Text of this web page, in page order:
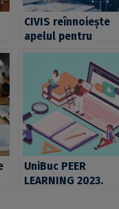
CIVIS reînnoiește
apelul pentru
propuneri de
mobilitate virtuală
UniBuc PEER
LEARNING 2023.